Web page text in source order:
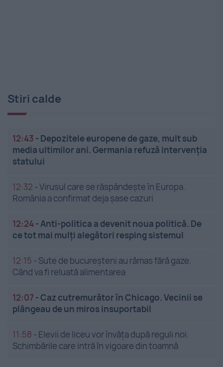
Stiri calde
12:43 - Depozitele europene de gaze, mult sub
media ultimilor ani. Germania refuză intervenția
statului
12:32 -Virusul care se răspândește în Europa.
România a confirmat deja șase cazuri
12:24-Anti-politica a devenit noua politică. De
ce tot mai mulți alegători resping sistemul
12:15 - Sute de bucureșteni au rămas fără gaze.
Când va fi reluată alimentarea
12:07 -Caz cutremurător în Chicago. Vecinii se
plângeau de un miros insuportabil
11:58 - Elevii de liceu vor învăța după reguli noi.
Schimbările care intră în vigoare din toamnă